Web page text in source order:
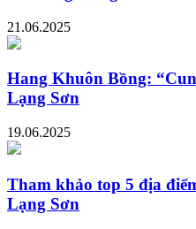
21.06.2025
Hang Khuôn Bồng:
Lạng Sơn
19.06.2025
Tham khảo top 5 địa
Lạng Sơn